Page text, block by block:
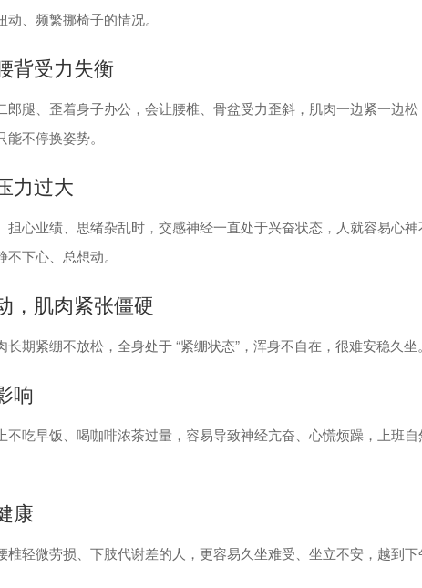
、频繁挪椅子的情况。
背受力失衡
郎腿、歪着身子办公，会让腰椎、骨盆受力歪斜，肌肉一边紧一边
不停换姿势。
力过大
担心业绩、思绪杂乱时，交感神经一直处于兴奋状态，人就容易心
下心、总想动。
，肌肉紧张僵硬
期紧绷不放松，全身处于 “紧绷状态”，浑身不自在，很难安稳久坐。
响
不吃早饭、喝咖啡浓茶过量，容易导致神经亢奋、心慌烦躁，上班
康
椎轻微劳损、下肢代谢差的人，更容易久坐难受、坐立不安，越到下